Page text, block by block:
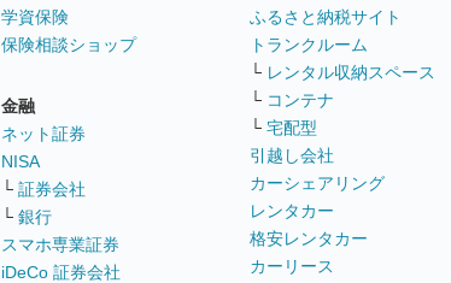
学資保険
保険相談ショップ
金融
ネット証券
NISA
└ 証券会社
└ 銀行
スマホ専業証券
iDeCo 証券会社
ふるさと納税サイト
トランクルーム
└ レンタル収納スペース
└ コンテナ
└ 宅配型
引越し会社
カーシェアリング
レンタカー
格安レンタカー
カーリース